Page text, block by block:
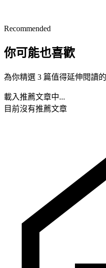
Recommended
你可能也喜歡
為你精選 3 篇值得延伸閱讀
載入推薦文章中...
目前沒有推薦文章